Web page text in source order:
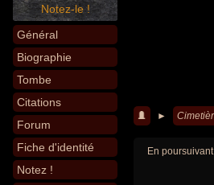
Notez-le !
Général
Biographie
Tombe
Citations
Forum
Fiche d'identité
Notez !
►
En